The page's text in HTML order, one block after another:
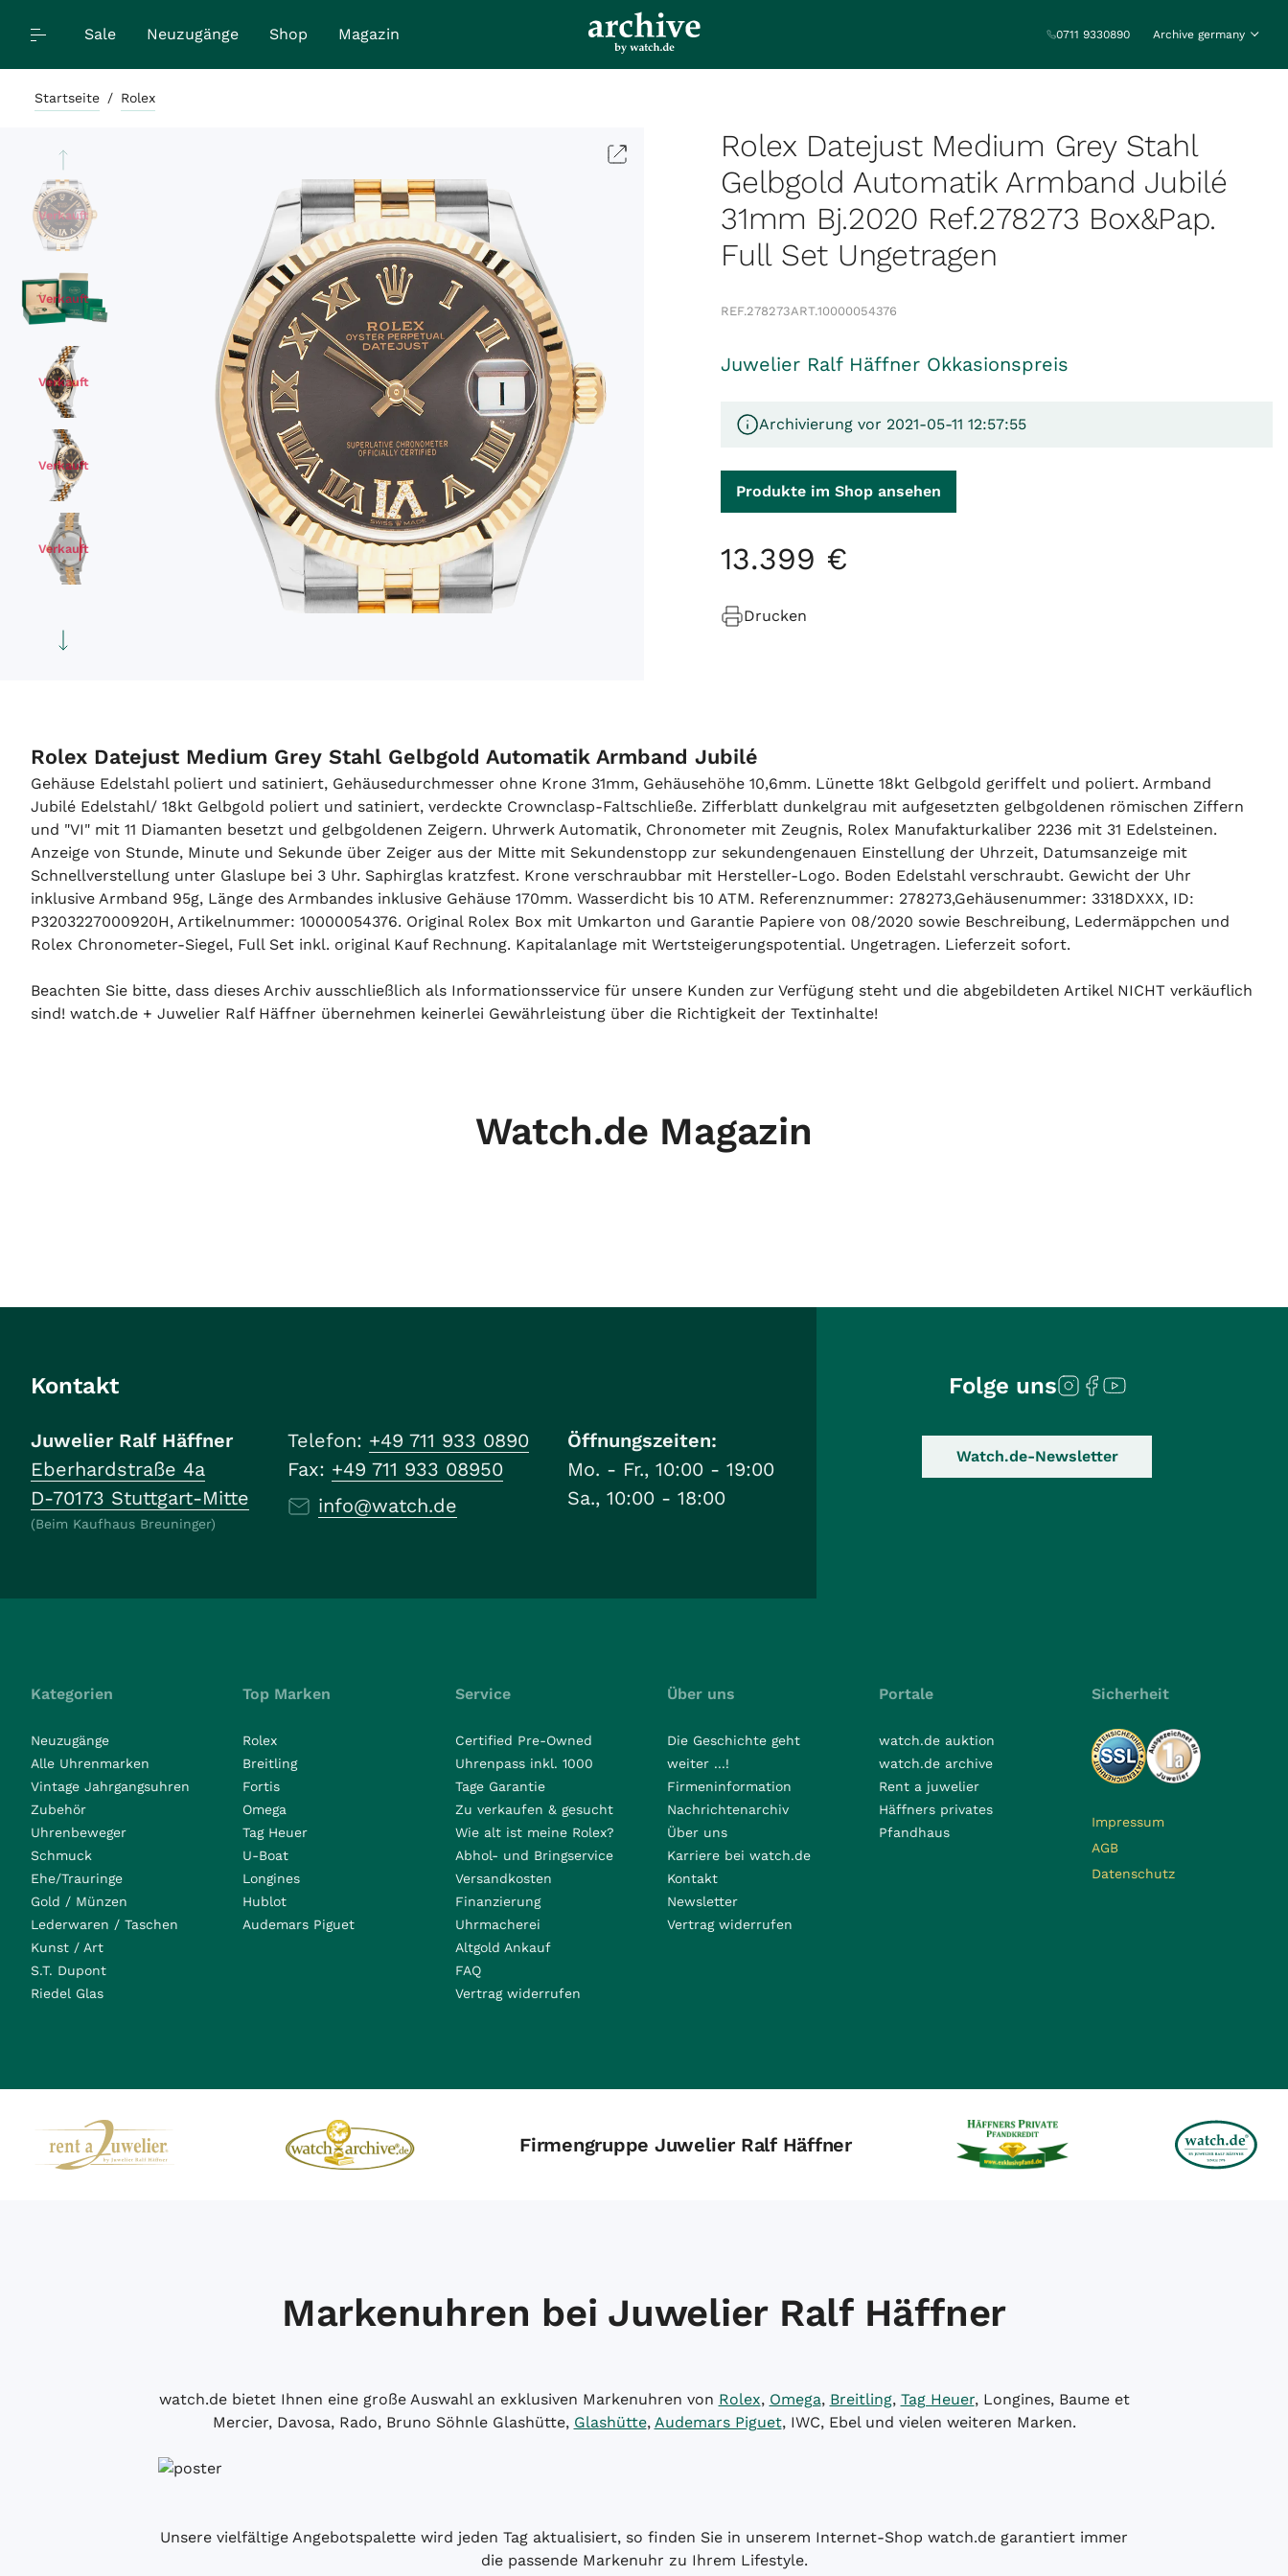
Sale Neuzugänge Shop Magazin 0711 9330890 Archive germany
Startseite / Rolex
Rolex Datejust Medium Grey Stahl
Gelbgold Automatik Armband Jubilé
31mm Bj.2020 Ref.278273 Box&Pap.
Full Set Ungetragen
Verkauft
Verkauft
Verkauft
Verkauft
Verkauft
Verkauft
REF.278273ART.10000054376
Juwelier Ralf Häffner Okkasionspreis
Archivierung vor 2021-05-11 12:57:55
Produkte im Shop ansehen
13.399 €
Drucken
Rolex Datejust Medium Grey Stahl Gelbgold Automatik Armband Jubilé
Gehäuse Edelstahl poliert und satiniert, Gehäusedurchmesser ohne Krone 31mm, Gehäusehöhe 10,6mm. Lünette 18kt Gelbgold geriffelt und poliert. Armband
Jubilé Edelstahl/ 18kt Gelbgold poliert und satiniert, verdeckte Crownclasp-Faltschließe. Zifferblatt dunkelgrau mit aufgesetzten gelbgoldenen römischen Ziffern
und "VI" mit 11 Diamanten besetzt und gelbgoldenen Zeigern. Uhrwerk Automatik, Chronometer mit Zeugnis, Rolex Manufakturkaliber 2236 mit 31 Edelsteinen.
Anzeige von Stunde, Minute und Sekunde über Zeiger aus der Mitte mit Sekundenstopp zur sekundengenauen Einstellung der Uhrzeit, Datumsanzeige mit
Schnellverstellung unter Glaslupe bei 3 Uhr. Saphirglas kratzfest. Krone verschraubbar mit Hersteller-Logo. Boden Edelstahl verschraubt. Gewicht der Uhr
inklusive Armband 95g, Länge des Armbandes inklusive Gehäuse 170mm. Wasserdicht bis 10 ATM. Referenznummer: 278273,Gehäusenummer: 3318DXXX, ID:
P3203227000920H, Artikelnummer: 10000054376. Original Rolex Box mit Umkarton und Garantie Papiere von 08/2020 sowie Beschreibung, Ledermäppchen und
Rolex Chronometer-Siegel, Full Set inkl. original Kauf Rechnung. Kapitalanlage mit Wertsteigerungspotential. Ungetragen. Lieferzeit sofort.
Beachten Sie bitte, dass dieses Archiv ausschließlich als Informationsservice für unsere Kunden zur Verfügung steht und die abgebildeten Artikel NICHT verkäuflich
sind! watch.de + Juwelier Ralf Häffner übernehmen keinerlei Gewährleistung über die Richtigkeit der Textinhalte!
Watch.de Magazin
Kontakt
Juwelier Ralf Häffner
Eberhardstraße 4a
D-70173 Stuttgart-Mitte
(Beim Kaufhaus Breuninger)
Telefon: +49 711 933 0890
Fax: +49 711 933 08950
info@watch.de
Öffnungszeiten:
Mo. - Fr., 10:00 - 19:00
Sa., 10:00 - 18:00
Folge uns
Watch.de-Newsletter
Kategorien
Neuzugänge
Alle Uhrenmarken
Vintage Jahrgangsuhren
Zubehör
Uhrenbeweger
Schmuck
Ehe/Trauringe
Gold / Münzen
Lederwaren / Taschen
Kunst / Art
S.T. Dupont
Riedel Glas
Top Marken
Rolex
Breitling
Fortis
Omega
Tag Heuer
U-Boat
Longines
Hublot
Audemars Piguet
Service
Certified Pre-Owned
Uhrenpass inkl. 1000
Tage Garantie
Zu verkaufen & gesucht
Wie alt ist meine Rolex?
Abhol- und Bringservice
Versandkosten
Finanzierung
Uhrmacherei
Altgold Ankauf
FAQ
Vertrag widerrufen
Über uns
Die Geschichte geht
weiter ...!
Firmeninformation
Nachrichtenarchiv
Über uns
Karriere bei watch.de
Kontakt
Newsletter
Vertrag widerrufen
Portale
watch.de auktion
watch.de archive
Rent a juwelier
Häffners privates
Pfandhaus
Sicherheit
Impressum
AGB
Datenschutz
Firmengruppe Juwelier Ralf Häffner
Markenuhren bei Juwelier Ralf Häffner
watch.de bietet Ihnen eine große Auswahl an exklusiven Markenuhren von Rolex, Omega, Breitling, Tag Heuer, Longines, Baume et
Mercier, Davosa, Rado, Bruno Söhnle Glashütte, Glashütte, Audemars Piguet, IWC, Ebel und vielen weiteren Marken.
Unsere vielfältige Angebotspalette wird jeden Tag aktualisiert, so finden Sie in unserem Internet-Shop watch.de garantiert immer
die passende Markenuhr zu Ihrem Lifestyle.